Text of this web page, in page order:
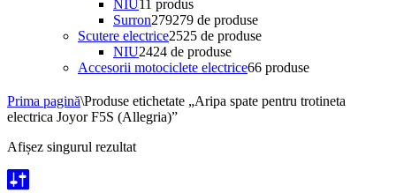
NIU11 produs
Surron279279 de produse
Scutere electrice2525 de produse
NIU2424 de produse
Accesorii motociclete electrice66 produse
Prima pagină\Produse etichetate „Aripa spate pentru trotineta
electrica Joyor F5S (Allegria)”
Afișez singurul rezultat